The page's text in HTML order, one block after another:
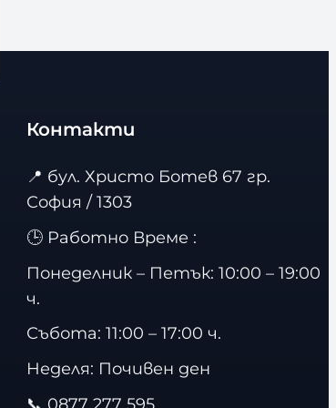
Контакти
📍 бул. Христо Ботев 67 гр.
София / 1303
🕒 Работно Време :
Понеделник – Петък: 10:00 – 19:00
ч.
Събота: 11:00 – 17:00 ч.
Неделя: Почивен ден
📞 0877 277 595